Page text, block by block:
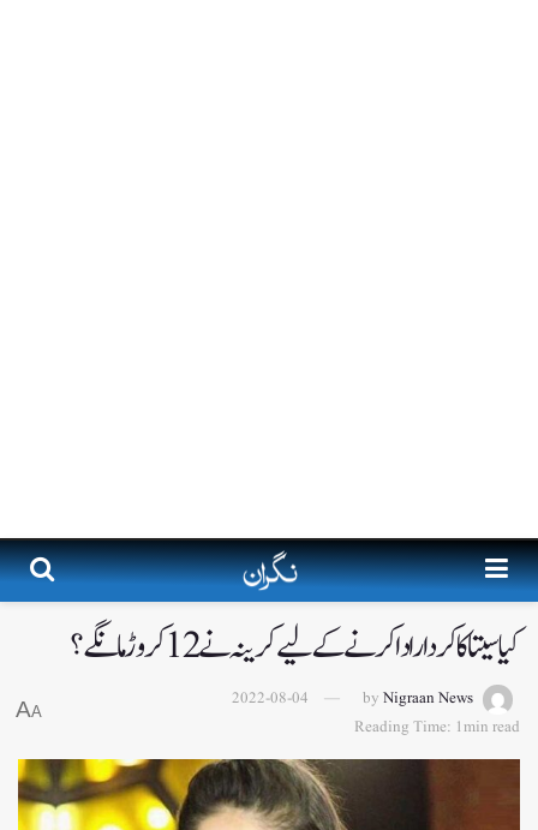
کیا سیتا کا کردار ادا کرنے کے لیےکرینہ نے 12 کروڑ مانگے؟
by Nigraan News
2022-08-04
Reading Time: 1min read
A
A